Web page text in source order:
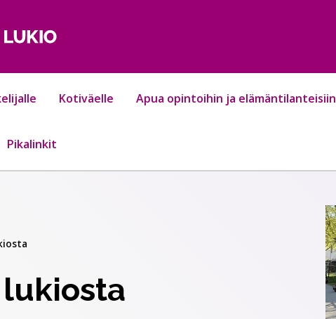
Kotiväelle Apua opintoihin ja elämäntilanteisiin
Pikalinkit